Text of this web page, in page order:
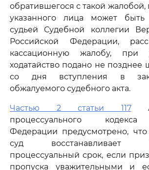
обратившегося с такой жалобой,
указанного лица может быть
судьей Судебной коллегии
Российской Федерации,
кассационную жалобу, при
ходатайство подано не позднее
со дня вступления в
обжалуемого судебного акта.
Частью 2 статьи 117
процессуального кодекса
Федерации предусмотрено,
суд восстанавливает
процессуальный срок, если
пропуска уважительными и